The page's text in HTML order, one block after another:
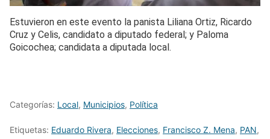
Estuvieron en este evento la panista Liliana Ortiz, Ricardo
Cruz y Celis, candidato a diputado federal; y Paloma
Goicochea; candidata a diputada local.
Categorías: Local, Municipios, Política
Etiquetas: Eduardo Rivera, Elecciones, Francisco Z. Mena, PAN,